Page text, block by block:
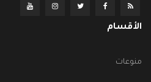
الأقسام
منوعات